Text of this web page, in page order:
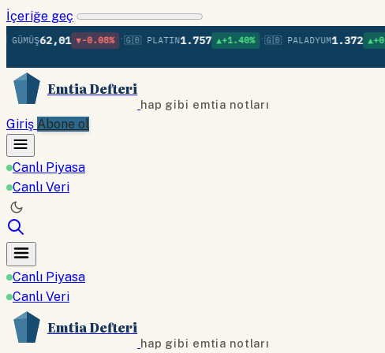
İçeriğe geç
62,01 ▼-0.08% •🇬🇧 PLATIN1.757 ▲+1.40% • 🇬🇧 PALADYUM1.372 ▲+0.70% •
Emtia Defteri
hap gibi emtia notları
Giriş Abone ol
Canlı Piyasa
Canlı Veri
Canlı Piyasa
Canlı Veri
Emtia Defteri
hap gibi emtia notları